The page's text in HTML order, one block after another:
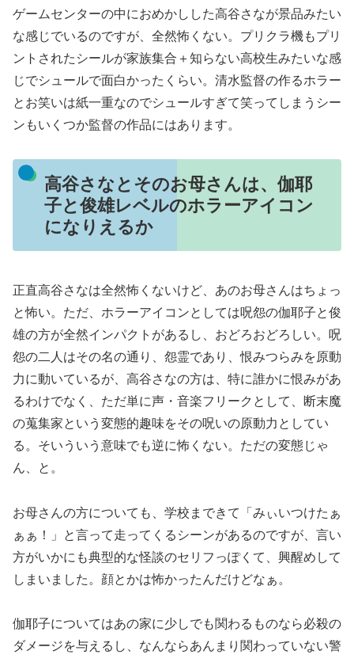
ゲームセンターの中におめかしした高谷さなが景品みたい
な感じでいるのですが、全然怖くない。プリクラ機もプリ
ントされたシールが家族集合＋知らない高校生みたいな感
じでシュールで面白かったくらい。清水監督の作るホラー
とお笑いは紙一重なのでシュールすぎて笑ってしまうシー
ンもいくつか監督の作品にはあります。
高谷さなとそのお母さんは、伽耶
子と俊雄レベルのホラーアイコン
になりえるか
正直高谷さなは全然怖くないけど、あのお母さんはちょっ
と怖い。ただ、ホラーアイコンとしては呪怨の伽耶子と俊
雄の方が全然インパクトがあるし、おどろおどろしい。呪
怨の二人はその名の通り、怨霊であり、恨みつらみを原動
力に動いているが、高谷さなの方は、特に誰かに恨みがあ
るわけでなく、ただ単に声・音楽フリークとして、断末魔
の蒐集家という変態的趣味をその呪いの原動力としてい
る。そいういう意味でも逆に怖くない。ただの変態じゃ
ん、と。
お母さんの方についても、学校まできて「みぃいつけたぁ
ぁぁ！」と言って走ってくるシーンがあるのですが、言い
方がいかにも典型的な怪談のセリフっぽくて、興醒めして
しまいました。顔とかは怖かったんだけどなぁ。
伽耶子についてはあの家に少しでも関わるものなら必殺の
ダメージを与えるし、なんならあんまり関わっていない警